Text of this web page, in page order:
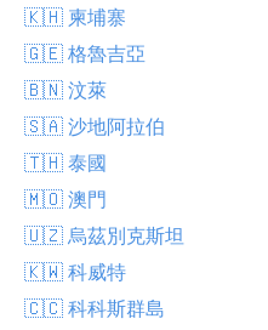
🇰🇭 柬埔寨
🇬🇪 格魯吉亞
🇧🇳 汶萊
🇸🇦 沙地阿拉伯
🇹🇭 泰國
🇲🇴 澳門
🇺🇿 烏茲別克斯坦
🇰🇼 科威特
🇨🇨 科科斯群島